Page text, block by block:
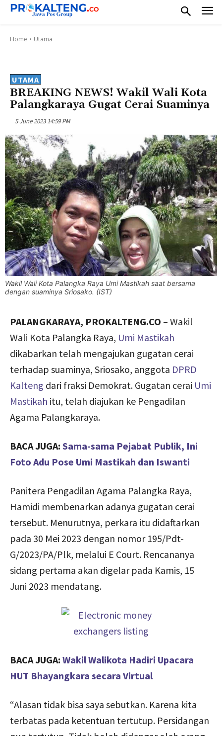
Home Utama
UTAMA
BREAKING NEWS! Wakil Wali Kota
Palangkaraya Gugat Cerai Suaminya
5 June 2023 14:59 PM
Wakil Wali Kota Palangka Raya Umi Mastikah saat bersama
dengan suaminya Sriosako. (IST)
PALANGKARAYA, PROKALTENG.CO – Wakil
Wali Kota Palangka Raya, Umi Mastikah
dikabarkan telah mengajukan gugatan cerai
terhadap suaminya, Sriosako, anggota DPRD
Kalteng dari fraksi Demokrat. Gugatan cerai Umi
Mastikah itu, telah diajukan ke Pengadilan
Agama Palangkaraya.
BACA JUGA: Sama-sama Pejabat Publik, Ini
Foto Adu Pose Umi Mastikah dan Iswanti
Panitera Pengadilan Agama Palangka Raya,
Hamidi membenarkan adanya gugatan cerai
tersebut. Menurutnya, perkara itu didaftarkan
pada 30 Mei 2023 dengan nomor 195/Pdt-
G/2023/PA/Plk, melalui E Court. Rencananya
sidang pertama akan digelar pada Kamis, 15
Juni 2023 mendatang.
BACA JUGA: Wakil Walikota Hadiri Upacara
HUT Bhayangkara secara Virtual
“Alasan tidak bisa saya sebutkan. Karena kita
terbatas pada ketentuan tertutup. Persidangan